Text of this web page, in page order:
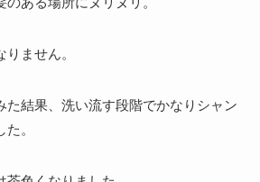
ません。
た結果、洗い流す段階でかなりシャン
。